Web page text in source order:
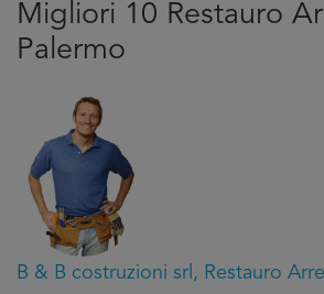
Migliori 10 Restauro
Palermo
B & B costruzioni srl, Restauro